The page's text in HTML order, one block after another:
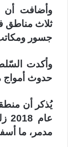
وأضافت أن
ثلاث
جسور ومكاتب
وأكدت
حدوث أمواج
يُذكر أن
مدمر، ما